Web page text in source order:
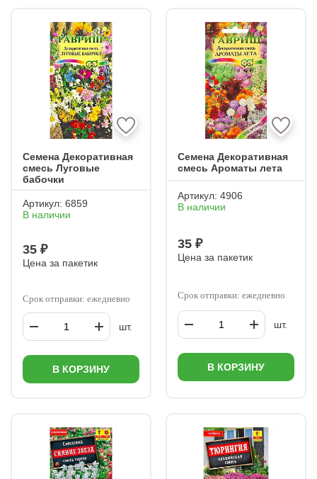
Семена Декоративная
смесь Луговые
бабочки
Артикул: 6859
В наличии
35 ₽
Цена за пакетик
Срок отправки: ежедневно
шт.
В КОРЗИНУ
Семена Декоративная
смесь Ароматы лета
Артикул: 4906
В наличии
35 ₽
Цена за пакетик
Срок отправки: ежедневно
шт.
В КОРЗИНУ